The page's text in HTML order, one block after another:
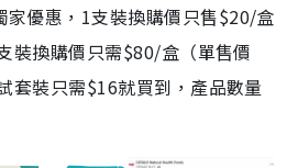
家優惠，1支裝換購價只售$20/盒
裝換購價只需$80/盒（單售價
套裝只需$16就買到，產品數量